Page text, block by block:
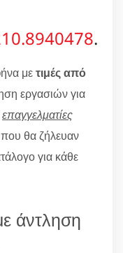
.
μετιμές από
εργασιών για
επαγγελματίες
θα ζήλευαν
για κάθε
άντληση